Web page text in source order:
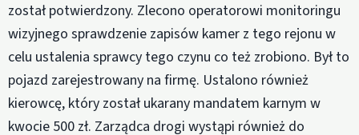
został potwierdzony. Zlecono operatorowi monitoringu
wizyjnego sprawdzenie zapisów kamer z tego rejonu w
celu ustalenia sprawcy tego czynu co też zrobiono. Był to
pojazd zarejestrowany na firmę. Ustalono również
kierowcę, który został ukarany mandatem karnym w
kwocie 500 zł. Zarządca drogi wystąpi również do